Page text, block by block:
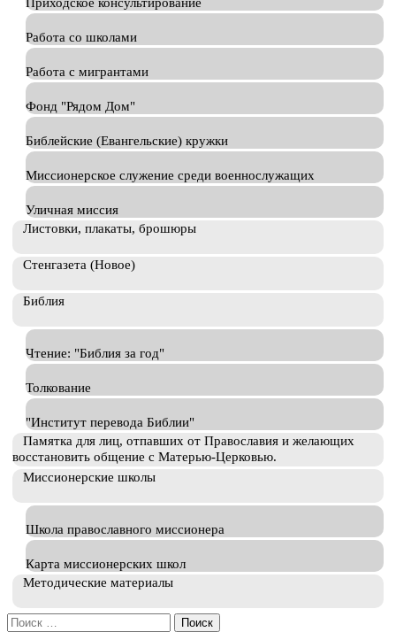
Приходское консультирование
Работа со школами
Работа с мигрантами
Фонд "Рядом Дом"
Библейские (Евангельские) кружки
Миссионерское служение среди военнослужащих
Уличная миссия
Листовки, плакаты, брошюры
Стенгазета (Новое)
Библия
Чтение: "Библия за год"
Толкование
"Институт перевода Библии"
Памятка для лиц, отпавших от Православия и желающих
восстановить общение с Матерью-Церковью.
Миссионерские школы
Школа православного миссионера
Карта миссионерских школ
Методические материалы
Искать: